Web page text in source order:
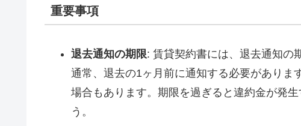
重要事項
退去通知の期限: 賃貸契約書には、退去通知の
通常、退去の1ヶ月前に通知する必要がありま
場合もあります。期限を過ぎると違約金が発
う。